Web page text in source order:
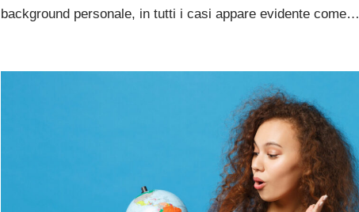
background personale, in tutti i casi appare evidente come…